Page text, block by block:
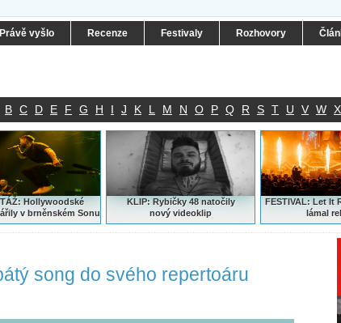
Právě vyšlo Recenze Festivaly Rozhovory
B C D E F G H I J K L M N O P Q R S T U V W X
Hollywoodské
v brněnském Sonu
KLIP: Rybičky 48 natočily
nový videoklip
FESTIVAL: Let It
lámal
song do svého repertoáru